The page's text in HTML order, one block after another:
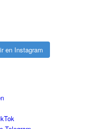
en Instagram